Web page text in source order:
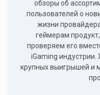
обзоры об
пользователей о
жизни
геймерам
проверяем его
iGaming
крупных выигрышей и